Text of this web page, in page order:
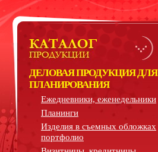
ДЕЛОВАЯ ПРОДУКЦИЯ ДЛЯ
ПЛАНИРОВАНИЯ
Ежедневники, еженедельники
Планинги
Изделия в съемных обложках
портфолио